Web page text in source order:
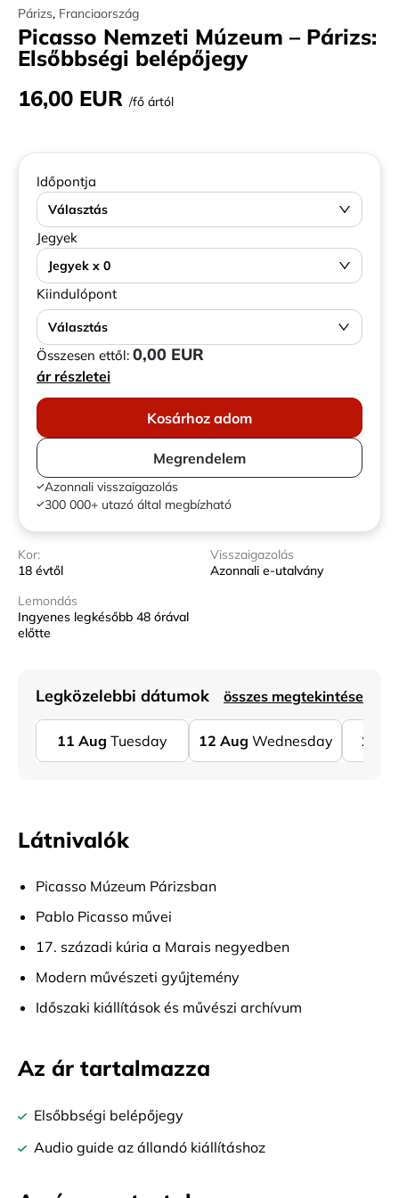
Párizs, Franciaország
Picasso Nemzeti Múzeum – Párizs:
Elsőbbségi belépőjegy
16,00 EUR /fő ártól
Időpontja
Választás
Jegyek
Jegyek x 0
Kiindulópont
Választás
Összesen ettől: 0,00 EUR
ár részletei
Kosárhoz adom
Megrendelem
Azonnali visszaigazolás
300 000+ utazó által megbízható
Kor:
18 évtől
Visszaigazolás
Azonnali e-utalvány
Lemondás
Ingyenes legkésőbb 48 órával
előtte
Legközelebbi dátumok összes megtekintése
11 Aug Tuesday 12 Aug Wednesday 13
Látnivalók
Picasso Múzeum Párizsban
Pablo Picasso művei
17. századi kúria a Marais negyedben
Modern művészeti gyűjtemény
Időszaki kiállítások és művészi archívum
Az ár tartalmazza
Elsőbbségi belépőjegy
Audio guide az állandó kiállításhoz